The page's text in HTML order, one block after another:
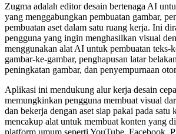
Zugma adalah editor desain bertenaga AI
yang menggabungkan pembuatan gambar,
pembuatan aset dalam satu ruang kerja. Ini
pengguna yang ingin menghasilkan visual
menggunakan alat AI untuk pembuatan teks-
gambar-ke-gambar, penghapusan latar
peningkatan gambar, dan penyempurnaan
Aplikasi ini mendukung alur kerja desain
memungkinkan pengguna membuat visual
dan bekerja dengan aset siap pakai pada satu
mencakup alat untuk membuat konten yang
platform umum seperti YouTube, Facebook,